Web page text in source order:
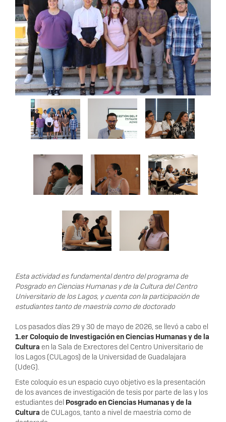
Esta actividad es fundamental dentro del programa de
Posgrado en Ciencias Humanas y de la Cultura del Centro
Universitario de los Lagos, y cuenta con la participación de
estudiantes tanto de maestría como de doctorado
Los pasados días 29 y 30 de mayo de 2026, se llevó a cabo el
1.er Coloquio de Investigación en Ciencias Humanas y de la
Cultura en la Sala de Exrectores del Centro Universitario de
los Lagos (CULagos) de la Universidad de Guadalajara
(UdeG).
Este coloquio es un espacio cuyo objetivo es la presentación
de los avances de investigación de tesis por parte de las y los
estudiantes del Posgrado en Ciencias Humanas y de la
Cultura de CULagos, tanto a nivel de maestría como de